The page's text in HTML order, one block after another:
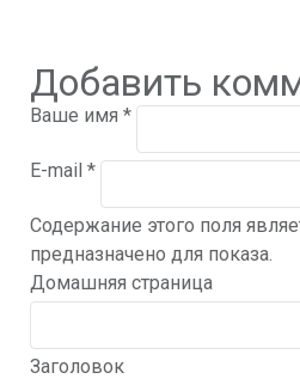
Добавить
Ваше имя *
E-mail *
Содержание этого поля
предназначено для показа.
Домашняя страница
Заголовок